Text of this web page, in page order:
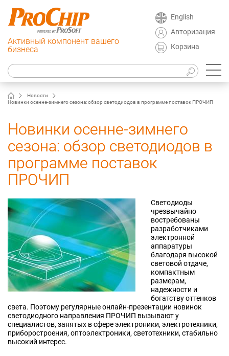
Активный компонент вашего
бизнеса
English
Авторизация
Корзина
Новости
Новинки осенне-зимнего сезона: обзор светодиодов в программе поставок ПРОЧИП
Новинки осенне-зимнего
сезона: обзор светодиодов в
программе поставок
ПРОЧИП
Светодиоды
чрезвычайно
востребованы
разработчиками
электронной
аппаратуры
благодаря высокой
световой отдаче,
компактным
размерам,
надежности и
богатству оттенков
света. Поэтому регулярные онлайн-презентации новинок
светодиодного направления ПРОЧИП вызывают у
специалистов, занятых в сфере электроники, электротехники,
приборостроения, оптоэлектроники, светотехники, стабильно
высокий интерес.